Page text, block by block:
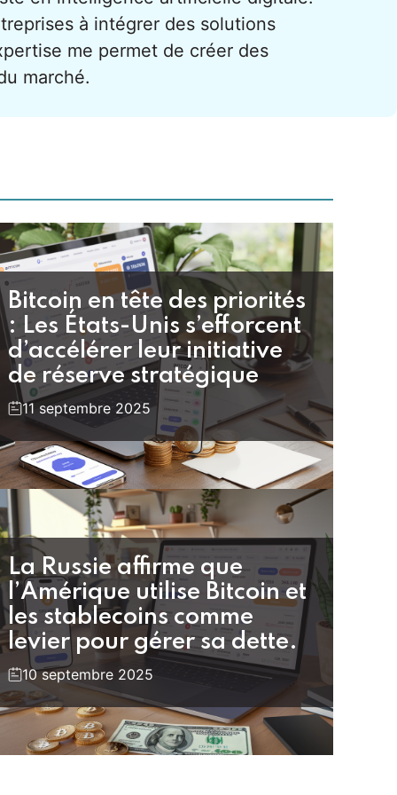
à intégrer des solutions
me permet de créer des
marché.
Bitcoin en tête des priorités
: Les États-Unis s’efforcent
d’accélérer leur initiative
de réserve stratégique
11 septembre 2025
La Russie affirme que
l’Amérique utilise Bitcoin et
les stablecoins comme
levier pour gérer sa dette.
10 septembre 2025